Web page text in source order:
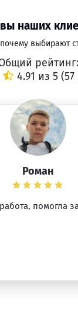
наших
выбирают
рейтинг:
4.91 из 5 (
Роман
помогла